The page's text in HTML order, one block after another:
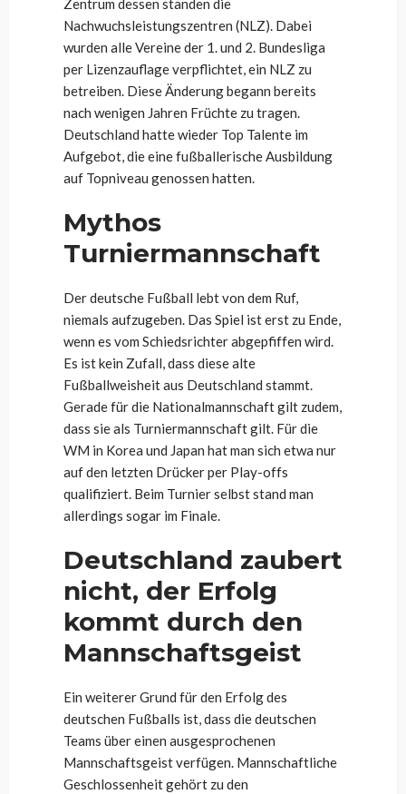
Zentrum dessen standen die
Nachwuchsleistungszentren (NLZ). Dabei
wurden alle Vereine der 1. und 2. Bundesliga
per Lizenzauflage verpflichtet, ein NLZ zu
betreiben. Diese Änderung begann bereits
nach wenigen Jahren Früchte zu tragen.
Deutschland hatte wieder Top Talente im
Aufgebot, die eine fußballerische Ausbildung
auf Topniveau genossen hatten.
Mythos
Turniermannschaft
Der deutsche Fußball lebt von dem Ruf,
niemals aufzugeben. Das Spiel ist erst zu Ende,
wenn es vom Schiedsrichter abgepfiffen wird.
Es ist kein Zufall, dass diese alte
Fußballweisheit aus Deutschland stammt.
Gerade für die Nationalmannschaft gilt zudem,
dass sie als Turniermannschaft gilt. Für die
WM in Korea und Japan hat man sich etwa nur
auf den letzten Drücker per Play-offs
qualifiziert. Beim Turnier selbst stand man
allerdings sogar im Finale.
Deutschland zaubert
nicht, der Erfolg
kommt durch den
Mannschaftsgeist
Ein weiterer Grund für den Erfolg des
deutschen Fußballs ist, dass die deutschen
Teams über einen ausgesprochenen
Mannschaftsgeist verfügen. Mannschaftliche
Geschlossenheit gehört zu den